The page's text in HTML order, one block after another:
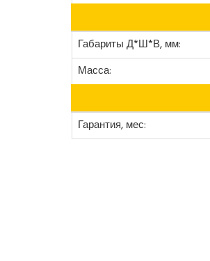
Габариты Д*Ш*В, мм:
Масса:
Гарантия, мес: